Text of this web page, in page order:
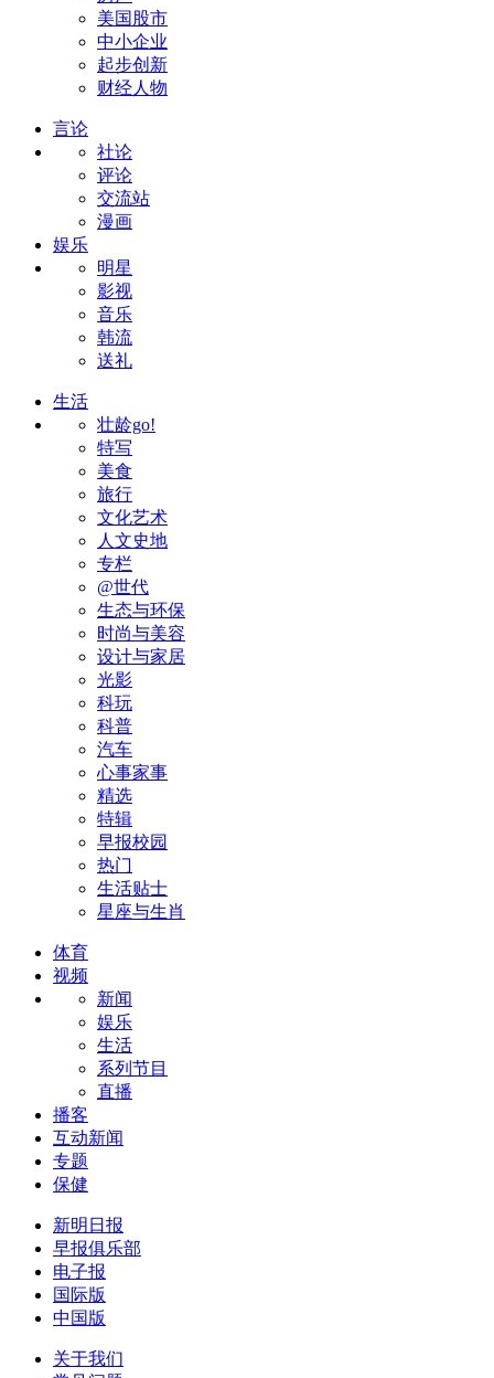
美国股市
中小企业
起步创新
财经人物
言论
社论
评论
交流站
漫画
娱乐
明星
影视
音乐
韩流
送礼
生活
壮龄go!
特写
美食
旅行
文化艺术
人文史地
专栏
@世代
生态与环保
时尚与美容
设计与家居
光影
科玩
科普
汽车
心事家事
精选
特辑
早报校园
热门
生活贴士
星座与生肖
体育
视频
新闻
娱乐
生活
系列节目
直播
播客
互动新闻
专题
保健
新明日报
早报俱乐部
电子报
国际版
中国版
关于我们